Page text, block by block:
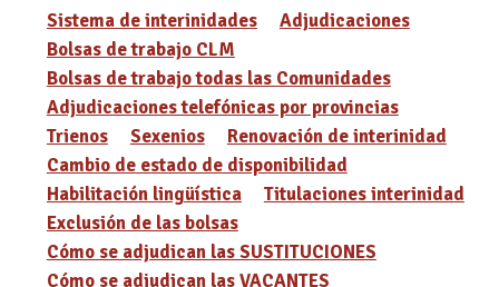
Sistema de interinidades
Adjudicaciones
Bolsas de trabajo CLM
Bolsas de trabajo todas las Comunidades
Adjudicaciones telefónicas por provincias
Trienos
Sexenios
Renovación de interinidad
Cambio de estado de disponibilidad
Habilitación lingüística
Titulaciones interinidad
Exclusión de las bolsas
Cómo se adjudican las SUSTITUCIONES
Cómo se adjudican las VACANTES